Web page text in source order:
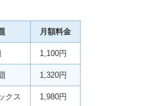
月額料金
1,100円
1,320円
クス 1,980円